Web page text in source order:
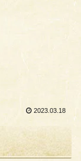
2023.03.18